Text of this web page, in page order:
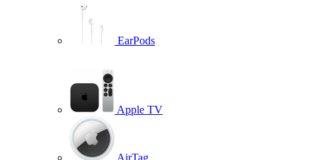
EarPods
Apple TV